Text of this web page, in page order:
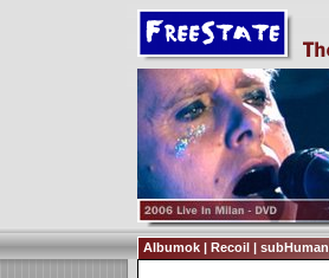
Albumok | Recoil | subHuman